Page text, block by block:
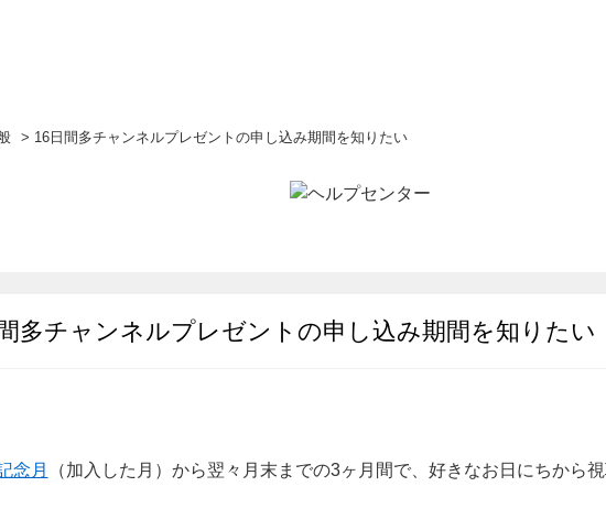
> 16日間多チャンネルプレゼントの申し込み期間を知りたい
多チャンネルプレゼントの申し込み期間を知りたい
念月
（加入した月）から翌々月末までの3ヶ月間で、好きなお日にちから